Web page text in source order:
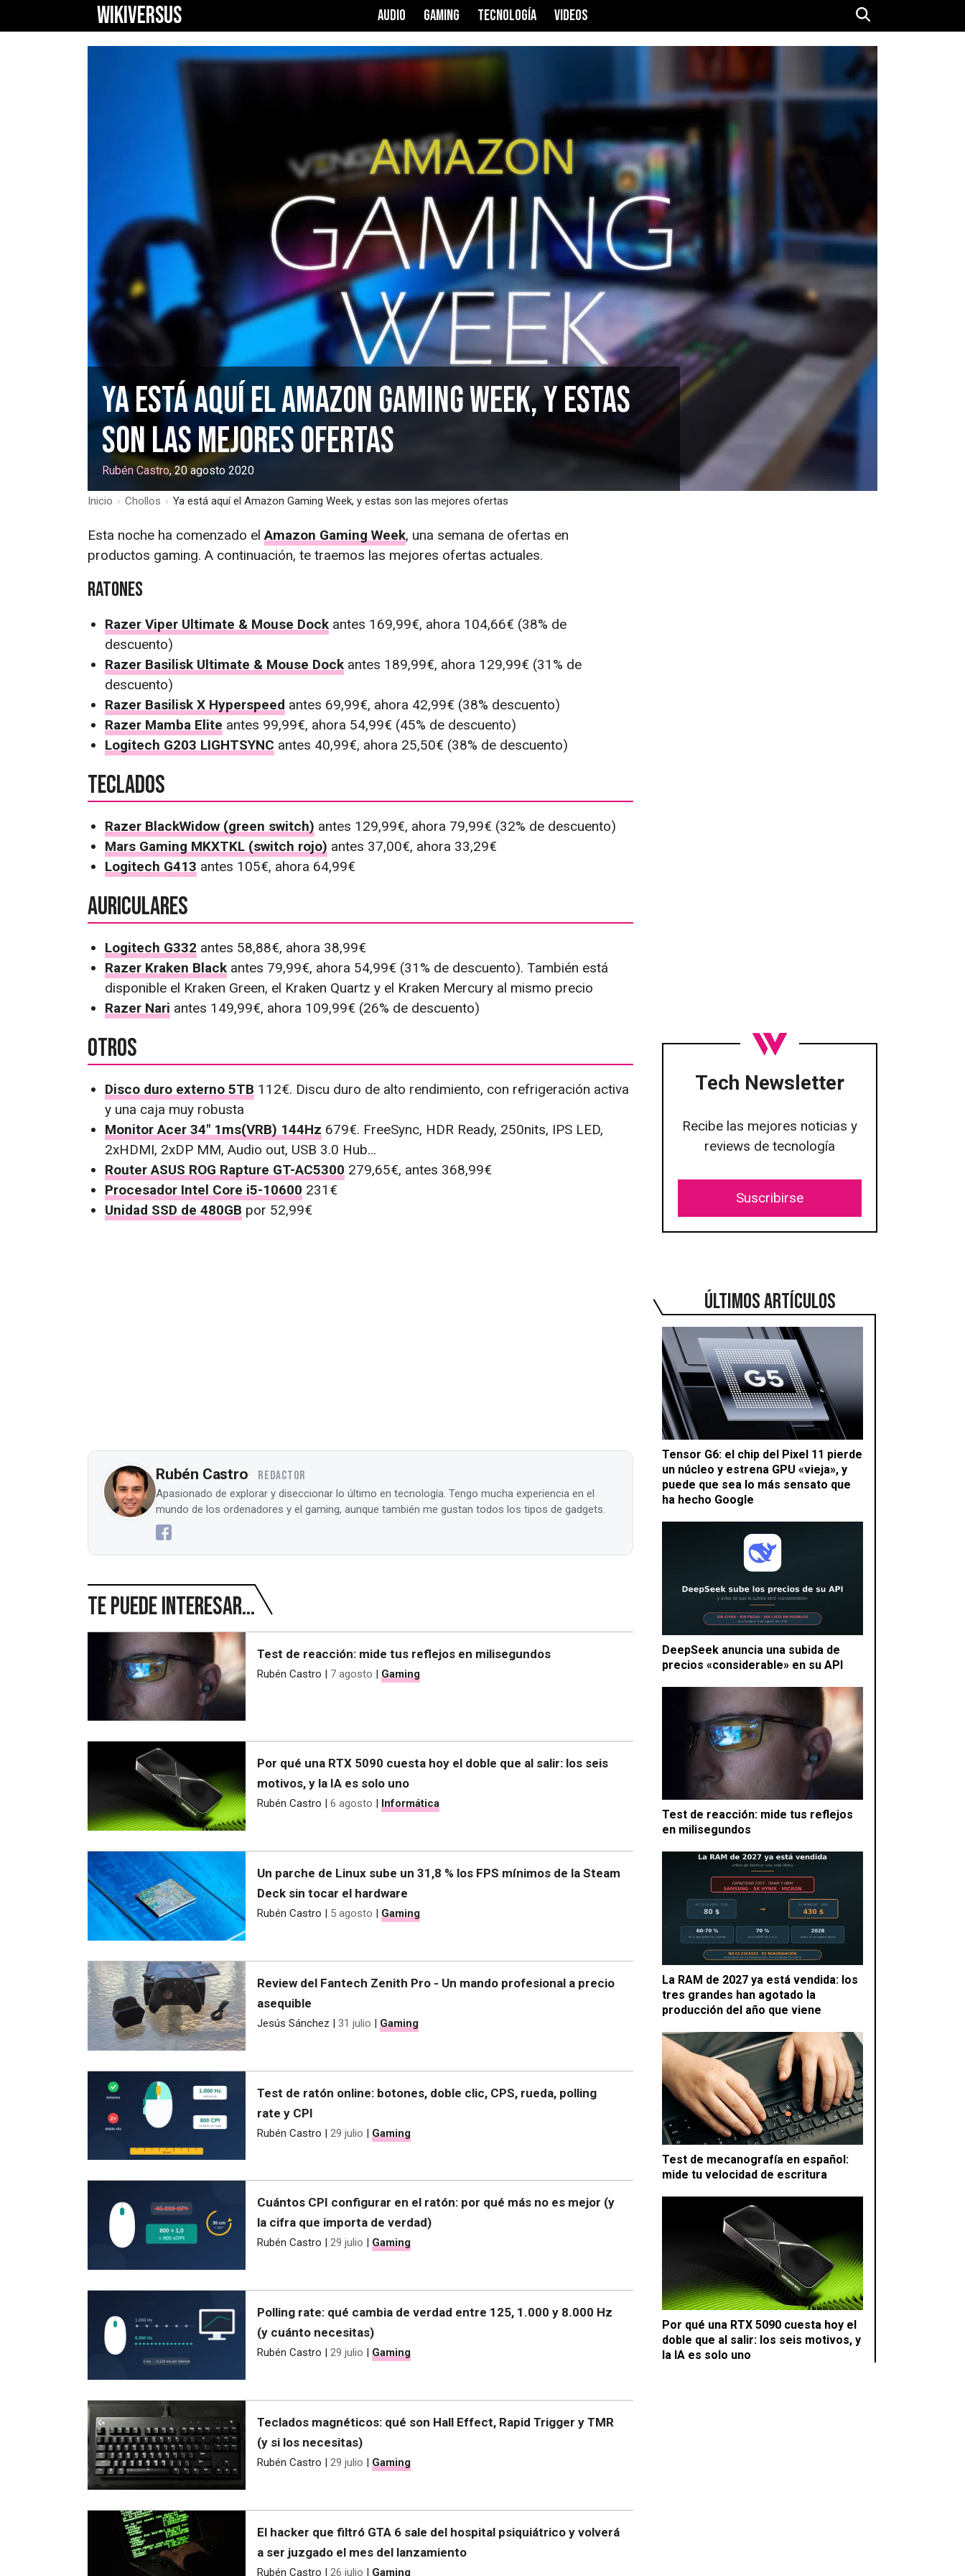
WIKIVERSUS AUDIO GAMING TECNOLOGÍA VIDEOS
Ya está aquí el Amazon Gaming Week, y estas
son las mejores ofertas
Rubén Castro, 20 agosto 2020
Inicio › Chollos › Ya está aquí el Amazon Gaming Week, y estas son las mejores ofertas
Tech Newsletter
Recibe las mejores noticias y
reviews de tecnología
Suscribirse
ÚLTIMOS ARTÍCULOS
Tensor G6: el chip del Pixel 11 pierde
un núcleo y estrena GPU «vieja», y
puede que sea lo más sensato que
ha hecho Google
DeepSeek anuncia una subida de
precios «considerable» en su API
Test de reacción: mide tus reflejos
en milisegundos
La RAM de 2027 ya está vendida: los
tres grandes han agotado la
producción del año que viene
Test de mecanografía en español:
mide tu velocidad de escritura
Por qué una RTX 5090 cuesta hoy el
doble que al salir: los seis motivos, y
la IA es solo uno
Esta noche ha comenzado el Amazon Gaming Week, una semana de ofertas en
productos gaming. A continuación, te traemos las mejores ofertas actuales.
Ratones
Razer Viper Ultimate & Mouse Dockantes 169,99€, ahora 104,66€ (38% de
descuento)
Razer Basilisk Ultimate & Mouse Dockantes 189,99€, ahora 129,99€ (31% de
descuento)
Razer Basilisk X Hyperspeed antes 69,99€, ahora 42,99€ (38% descuento)
Razer Mamba Elite antes 99,99€, ahora 54,99€ (45% de descuento)
Logitech G203 LIGHTSYNC antes 40,99€, ahora 25,50€ (38% de descuento)
Teclados
Razer BlackWidow (green switch) antes 129,99€, ahora 79,99€ (32% de descuento)
Mars Gaming MKXTKL (switch rojo) antes 37,00€, ahora 33,29€
Logitech G413 antes 105€, ahora 64,99€
Auriculares
Logitech G332 antes 58,88€, ahora 38,99€
Razer Kraken Blackantes 79,99€, ahora 54,99€ (31% de descuento). También está
disponible el Kraken Green, el Kraken Quartz y el Kraken Mercury al mismo precio
Razer Nari antes 149,99€, ahora 109,99€ (26% de descuento)
Otros
Disco duro externo 5TB 112€. Discu duro de alto rendimiento, con refrigeración activa
y una caja muy robusta
Monitor Acer 34" 1ms(VRB) 144Hz 679€. FreeSync, HDR Ready, 250nits, IPS LED,
2xHDMI, 2xDP MM, Audio out, USB 3.0 Hub…
Router ASUS ROG Rapture GT-AC5300 279,65€, antes 368,99€
Procesador Intel Core i5-10600 231€
Unidad SSD de 480GB por 52,99€
Rubén Castro REDACTOR
Apasionado de explorar y diseccionar lo último en tecnología. Tengo mucha experiencia en el
mundo de los ordenadores y el gaming, aunque también me gustan todos los tipos de gadgets.
Te puede interesar...
Test de reacción: mide tus reflejos en milisegundos
Rubén Castro | 7 agosto | Gaming
Por qué una RTX 5090 cuesta hoy el doble que al salir: los seis
motivos, y la IA es solo uno
Rubén Castro | 6 agosto | Informática
Un parche de Linux sube un 31,8 % los FPS mínimos de la Steam
Deck sin tocar el hardware
Rubén Castro | 5 agosto | Gaming
Review del Fantech Zenith Pro - Un mando profesional a precio
asequible
Jesús Sánchez | 31 julio | Gaming
Test de ratón online: botones, doble clic, CPS, rueda, polling
rate y CPI
Rubén Castro | 29 julio | Gaming
Cuántos CPI configurar en el ratón: por qué más no es mejor (y
la cifra que importa de verdad)
Rubén Castro | 29 julio | Gaming
Polling rate: qué cambia de verdad entre 125, 1.000 y 8.000 Hz
(y cuánto necesitas)
Rubén Castro | 29 julio | Gaming
Teclados magnéticos: qué son Hall Effect, Rapid Trigger y TMR
(y si los necesitas)
Rubén Castro | 29 julio | Gaming
El hacker que filtró GTA 6 sale del hospital psiquiátrico y volverá
a ser juzgado el mes del lanzamiento
Rubén Castro | 26 julio | Gaming